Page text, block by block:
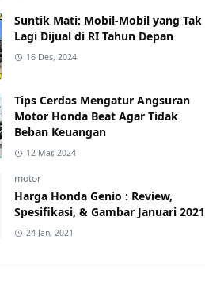
Suntik Mati: Mobil-Mobil yang Tak
Lagi Dijual di RI Tahun Depan
16 Des, 2024
Tips Cerdas Mengatur Angsuran
Motor Honda Beat Agar Tidak
Beban Keuangan
12 Mar, 2024
motor
Harga Honda Genio : Review,
Spesifikasi, & Gambar Januari 2021
24 Jan, 2021